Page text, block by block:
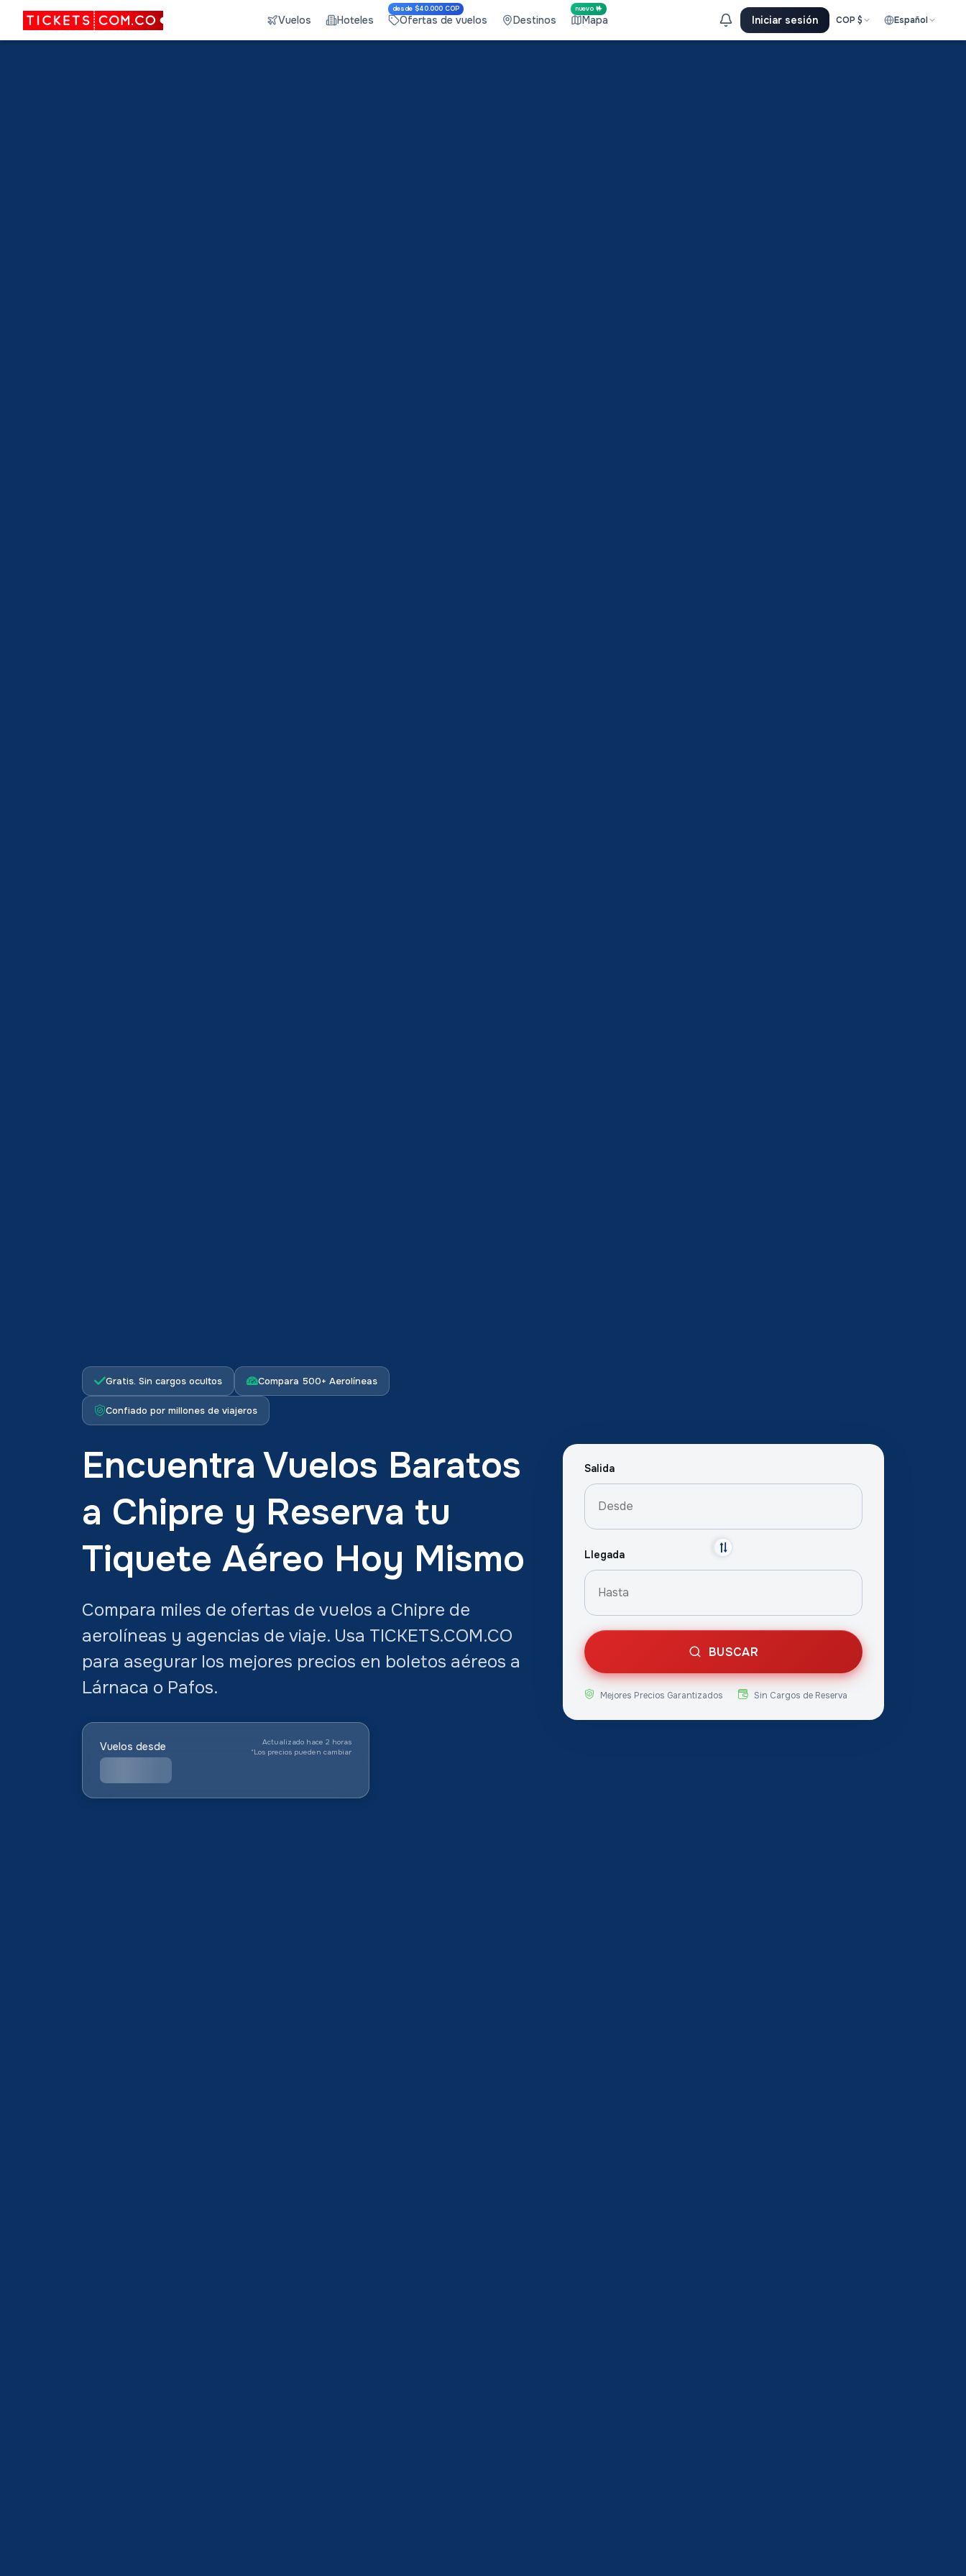
Vuelos Hoteles
desde $40.000 COP
Ofertas de vuelos Destinos
nuevo 🤟
Mapa Iniciar sesión COP $ Español
Gratis. Sin cargos ocultos Compara 500+ Aerolíneas
Confiado por millones de viajeros
Encuentra Vuelos Baratos
a Chipre y Reserva tu
Tiquete Aéreo Hoy Mismo
Compara miles de ofertas de vuelos a Chipre de
aerolíneas y agencias de viaje. Usa TICKETS.COM.CO
para asegurar los mejores precios en boletos aéreos a
Lárnaca o Pafos.
Vuelos desde
Actualizado hace 2 horas
*Los precios pueden cambiar
Salida
Llegada
BUSCAR
Mejores Precios Garantizados Sin Cargos de Reserva